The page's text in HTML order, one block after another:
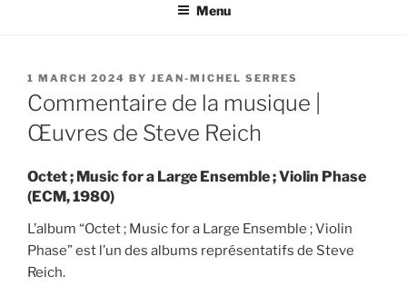
Menu
POSTED
ON
1 MARCH 2024 BY JEAN-MICHEL SERRES
Commentaire de la musique |
Œuvres de Steve Reich
Octet ; Music for a Large Ensemble ; Violin Phase
(ECM, 1980)
L’album “Octet ; Music for a Large Ensemble ; Violin
Phase” est l’un des albums représentatifs de Steve
Reich.